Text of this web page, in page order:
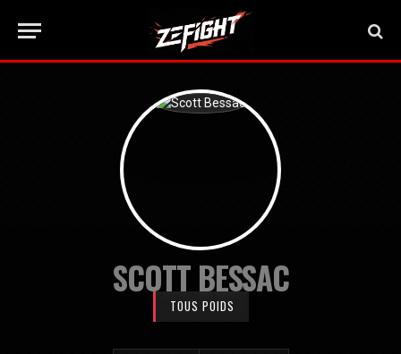
SCOTT BESSAC
TOUS POIDS